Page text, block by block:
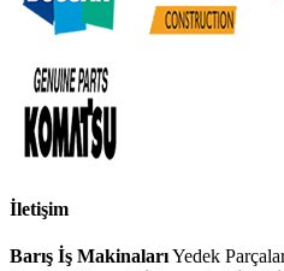
İletişim
Barış İş MakinalarıYedek